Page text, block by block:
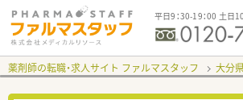
平日9：30-19：00 土日
薬剤師の転職・求人サイト ファルマスタッフ 大分